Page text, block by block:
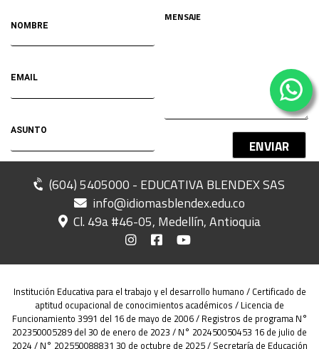
(604) 5405000 - EDUCATIVA BLENDEX SAS
info@idiomasblendex.edu.co
Cl. 49a #46-05, Medellín, Antioquia
ENVIAR
Institución Educativa para el trabajo y el desarrollo humano / Certificado de
aptitud ocupacional de conocimientos académicos / Licencia de
Funcionamiento 3991 del 16 de mayo de 2006 / Registros de programa N°
202350005289 del 30 de enero de 2023 / N° 202450050453 16 de julio de
2024 / N° 202550088831 30 de octubre de 2025 / Secretaría de Educación